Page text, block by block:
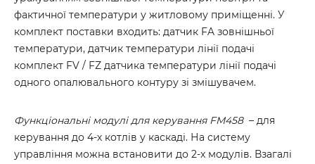
фактичної температури у житловому приміщенні. У
комплект поставки входить: датчик FA зовнішньої
температури, датчик температури лінії подачі
комплект FV / FZ датчика температури лінії подачі
одного опалювального контуру зі змішувачем.
Функціональні модулі для керування FM458– для
керування до 4-х котлів у каскаді. На систему
управління можна встановити до 2-х модулів. Взагалі